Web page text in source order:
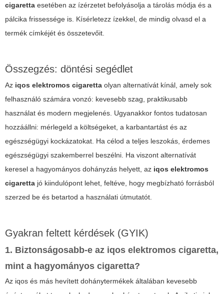
cigaretta esetében az ízérzetet befolyásolja a tárolás módja és a
pálcika frissessége is. Kísérletezz ízekkel, de mindig olvasd el a
termék címkéjét és összetevőit.
Összegzés: döntési segédlet
Az iqos elektromos cigaretta olyan alternatívát kínál, amely sok
felhasználó számára vonzó: kevesebb szag, praktikusabb
használat és modern megjelenés. Ugyanakkor fontos tudatosan
hozzáállni: mérlegeld a költségeket, a karbantartást és az
egészségügyi kockázatokat. Ha célod a teljes leszokás, érdemes
egészségügyi szakemberrel beszélni. Ha viszont alternatívát
keresel a hagyományos dohányzás helyett, az iqos elektromos
cigaretta jó kiindulópont lehet, feltéve, hogy megbízható forrásból
szerzed be és betartod a használati útmutatót.
Gyakran feltett kérdések (GYIK)
1. Biztonságosabb-e az iqos elektromos cigaretta,
mint a hagyományos cigaretta?
Az iqos és más hevített dohánytermékek általában kevesebb